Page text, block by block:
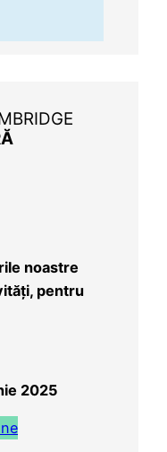
noastre
pentru
2025